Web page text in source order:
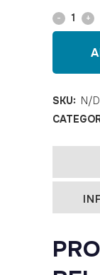
Papel
gofrado
2
capas
quantity
SKU: N/D